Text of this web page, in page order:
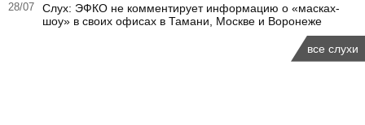
28/07
Слух: ЭФКО не комментирует информацию о «масках-
шоу» в своих офисах в Тамани, Москве и Воронеже
все слухи